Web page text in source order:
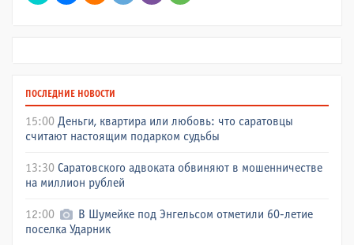
ПОСЛЕДНИЕ НОВОСТИ
15:00 Деньги, квартира или любовь: что саратовцы
считают настоящим подарком судьбы
13:30 Саратовского адвоката обвиняют в мошенничестве
на миллион рублей
12:00
В Шумейке под Энгельсом отметили 60-летие
поселка Ударник